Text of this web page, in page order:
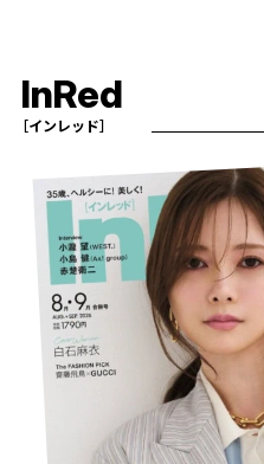
InRed
［インレッド］